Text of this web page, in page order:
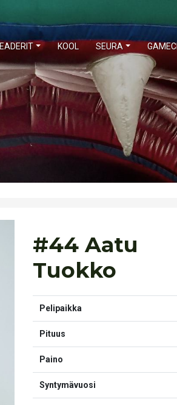
KOOL SEURA
#44 Aatu
Tuokko
Pelipaikka
Pituus
Paino
Syntymävuosi